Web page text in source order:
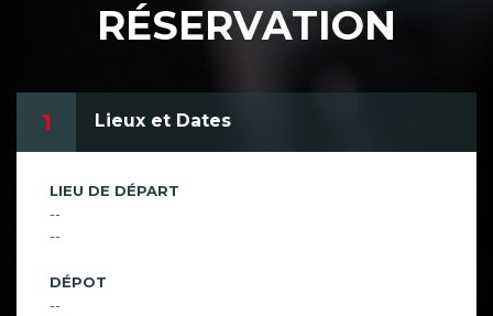
RÉSERVATION
1 Lieux et Dates
LIEU DE DÉPART
--
--
DÉPOT
--